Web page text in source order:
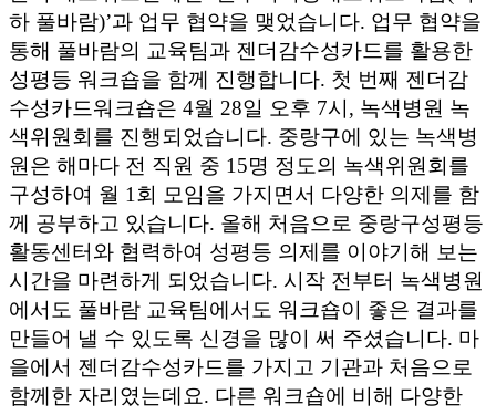
하 풀바람)’과 업무 협약을 맺었습니다. 업무 협약을
통해 풀바람의 교육팀과 젠더감수성카드를 활용한
성평등 워크숍을 함께 진행합니다. 첫 번째 젠더감
수성카드워크숍은 4월 28일 오후 7시, 녹색병원 녹
색위원회를 진행되었습니다. 중랑구에 있는 녹색병
원은 해마다 전 직원 중 15명 정도의 녹색위원회를
구성하여 월 1회 모임을 가지면서 다양한 의제를 함
께 공부하고 있습니다. 올해 처음으로 중랑구성평등
활동센터와 협력하여 성평등 의제를 이야기해 보는
시간을 마련하게 되었습니다. 시작 전부터 녹색병원
에서도 풀바람 교육팀에서도 워크숍이 좋은 결과를
만들어 낼 수 있도록 신경을 많이 써 주셨습니다. 마
을에서 젠더감수성카드를 가지고 기관과 처음으로
함께한 자리였는데요. 다른 워크숍에 비해 다양한